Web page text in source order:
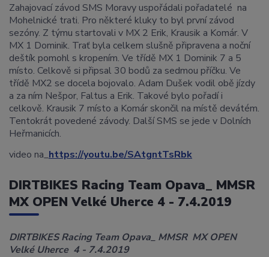
Zahajovací závod SMS Moravy uspořádali pořadatelé na
Mohelnické trati. Pro některé kluky to byl první závod
sezóny. Z týmu startovali v MX 2 Erik, Krausik a Komár. V
MX 1 Dominik. Trať byla celkem slušně připravena a noční
deštík pomohl s kropením. Ve třídě MX 1 Dominik 7 a 5
místo. Celkově si připsal 30 bodů za sedmou příčku. Ve
třídě MX2 se docela bojovalo. Adam Dušek vodil obě jízdy
a za ním Nešpor, Faltus a Erik. Takové bylo pořadí i
celkově. Krausik 7 místo a Komár skončil na místě devátém.
Tentokrát povedené závody. Další SMS se jede v Dolních
Heřmanicích.
video na_https://youtu.be/SAtgntTsRbk
DIRTBIKES Racing Team Opava_ MMSR
MX OPEN Velké Uherce 4 - 7.4.2019
DIRTBIKESRacing Team Opava_ MMSR MX OPEN
Velké Uherce 4 - 7.4.2019